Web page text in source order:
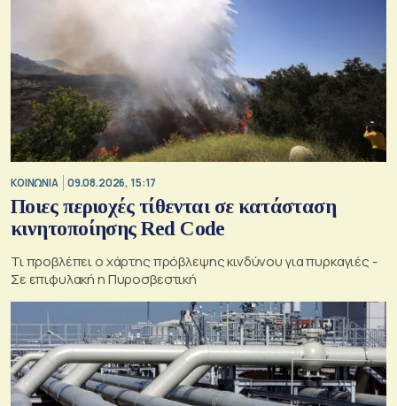
ΚΟΙΝΩΝΙΑ 09.08.2026, 15:17
Ποιες περιοχές τίθενται σε κατάσταση
κινητοποίησης Red Code
Τι προβλέπει ο χάρτης πρόβλεψης κινδύνου για πυρκαγιές -
Σε επιφυλακή η Πυροσβεστική